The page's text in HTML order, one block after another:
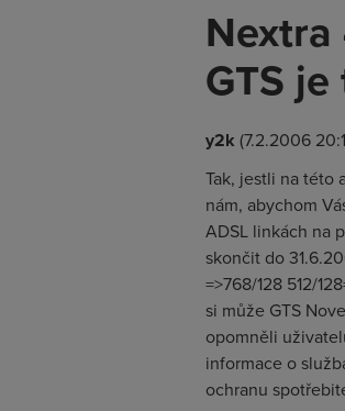
GTS je
y2k (7.2.2006
Tak, jestli na této
nám, abychom
ADSL linkách na
skončit do
=>768/128 512/
si může GTS
opomněli
informace o
ochranu